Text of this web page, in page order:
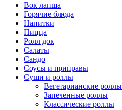
Вок лапша
Горячие блюда
Напитки
Пицца
Ролл док
Салаты
Сандо
Соусы и приправы
Суши и роллы
Вегетарианские роллы
Запеченные роллы
Классические роллы